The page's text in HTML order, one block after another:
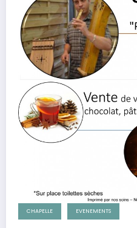
CHAPELLE EVENEMENTS